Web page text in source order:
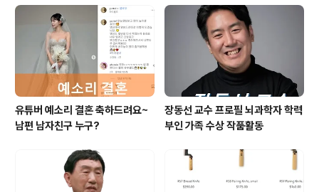
는 이미 가봤는데 전북 부안 여기는 대체 어디지? 전라북도
부안하면 아는 것이라고는 2023년 잼버리했던 것밖에 아
는게 없었는데 알고 보니 친구가 부안 토박이였다는 사
실! 근데 부안이 대체 어디 있는..
유튜버 예소리 결혼 축하드려요~
남편 남자친구 누구?
장동선 교수 프로필 뇌과학자 학력
부인 가족 수상 작품활동